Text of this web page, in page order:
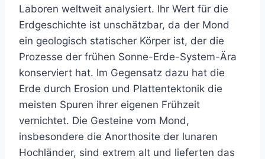
Laboren weltweit analysiert. Ihr Wert für die
Erdgeschichte ist unschätzbar, da der Mond
ein geologisch statischer Körper ist, der die
Prozesse der frühen Sonne-Erde-System-Ära
konserviert hat. Im Gegensatz dazu hat die
Erde durch Erosion und Plattentektonik die
meisten Spuren ihrer eigenen Frühzeit
vernichtet. Die Gesteine vom Mond,
insbesondere die Anorthosite der lunaren
Hochländer, sind extrem alt und lieferten das